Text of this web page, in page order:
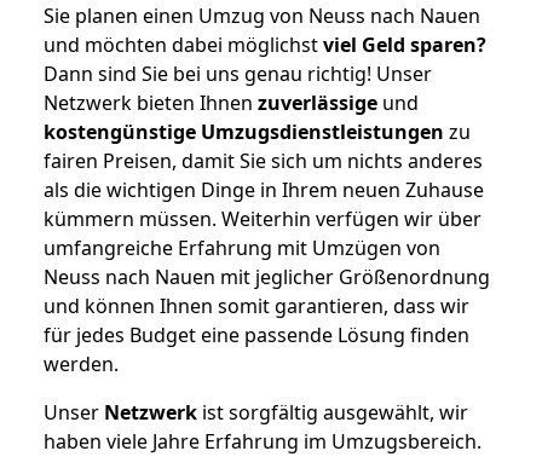
Sie planen einen Umzug von Neuss nach Nauen
und möchten dabei möglichstviel Geld sparen?
Dann sind Sie bei uns genau richtig! Unser
Netzwerk bieten Ihnen zuverlässige und
kostengünstige Umzugsdienstleistungen zu
fairen Preisen, damit Sie sich um nichts anderes
als die wichtigen Dinge in Ihrem neuen Zuhause
kümmern müssen. Weiterhin verfügen wir über
umfangreiche Erfahrung mit Umzügen von
Neuss nach Nauen mit jeglicher Größenordnung
und können Ihnen somit garantieren, dass wir
für jedes Budget eine passende Lösung finden
werden.
Unser Netzwerk ist sorgfältig ausgewählt, wir
haben viele Jahre Erfahrung im Umzugsbereich.